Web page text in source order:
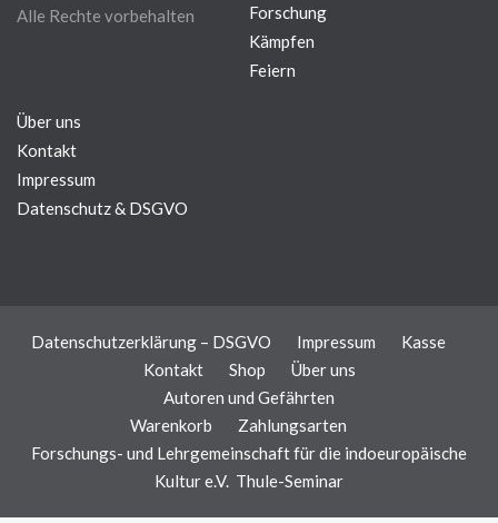
Alle Rechte vorbehalten
Forschung
Kämpfen
Feiern
Über uns
Kontakt
Impressum
Datenschutz & DSGVO
Datenschutzerklärung – DSGVO Impressum
Kasse
Kontakt
Shop
Über uns
Autoren und Gefährten
Warenkorb
Zahlungsarten
Forschungs- und Lehrgemeinschaft für die indoeuropäische
Kultur e.V. Thule-Seminar